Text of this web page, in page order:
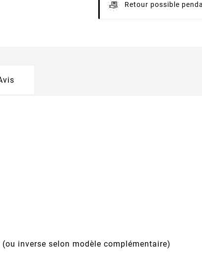
Retour possible
inverse selon modèle complémentaire)